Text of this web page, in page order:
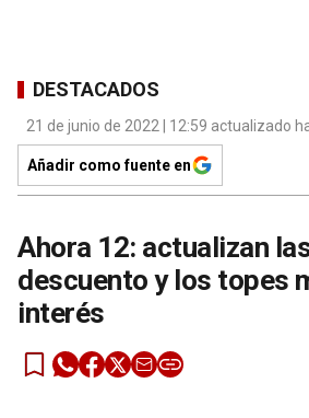
DESTACADOS
21 de junio de 2022 | 12:59 actualizado
Añadir como fuente en
Ahora 12: actualizan
descuento y los topes
interés